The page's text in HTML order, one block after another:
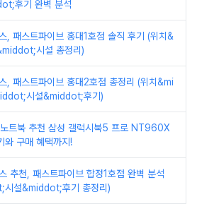
후기 완벽 분석
, 패스트파이브 홍대1호점 솔직 후기 (위치&
시설 총정리)
, 패스트파이브 홍대2호점 총정리 (위치&mi
시설&middot;후기)
트북 추천 삼성 갤럭시북5 프로 NT960X
와 구매 혜택까지!
추천, 패스트파이브 합정1호점 완벽 분석
설&middot;후기 총정리)